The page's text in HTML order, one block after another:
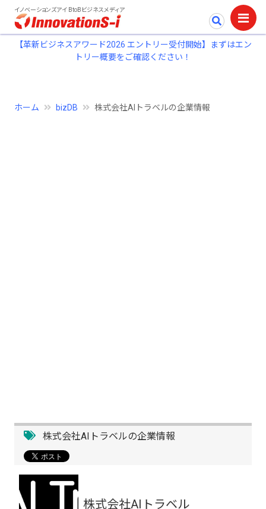
イノベーションズアイ BtoBビジネスメディア
【革新ビジネスアワード2026 エントリー受付開始】まずはエン
トリー概要をご確認ください！
ホーム bizDB 株式会社AIトラベルの企業情報
株式会社AIトラベルの企業情報
株式会社AIトラベル